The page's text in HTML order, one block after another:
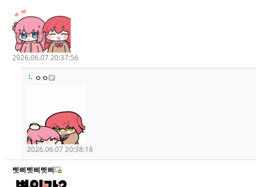
2026.06.07 20:37:56
└ ㅇㅇ
2026.06.07 20:38:18
삣삐삣삐삣삐